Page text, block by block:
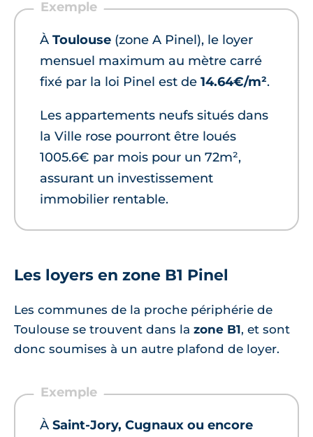
À Toulouse (zone A Pinel), le loyer
mensuel maximum au mètre carré
fixé par la loi Pinel est de 14.64€/m².
Les appartements neufs situés dans
la Ville rose pourront être loués
1005.6€ par mois pour un 72m²,
assurant un investissement
immobilier rentable.
Les loyers en zone B1 Pinel
Les communes de la proche périphérie de
Toulouse se trouvent dans la zone B1, et sont
donc soumises à un autre plafond de loyer.
À Saint-Jory, Cugnaux ou encore